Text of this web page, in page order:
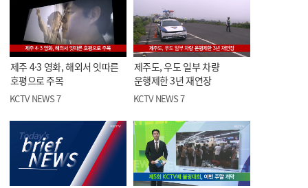
제주 4·3 영화, 해외서 잇따른
호평으로 주목
KCTV NEWS 7
제주도, 우도 일부 차량
운행제한 3년 재연장
KCTV NEWS 7